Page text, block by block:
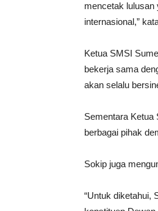
mencetak lulusan
internasional,”
Ketua SMSI
bekerja sama
akan selalu
Sementara Ketua
berbagai pihak
Sokip juga
“Untuk diketahui,